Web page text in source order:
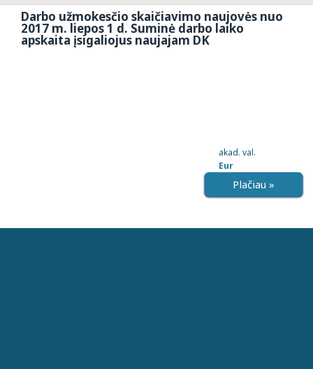
Darbo užmokesčio skaičiavimo naujovės nuo
2017 m. liepos 1 d. Suminė darbo laiko
apskaita įsigaliojus naujajam DK
akad. val.
Eur
Plačiau »